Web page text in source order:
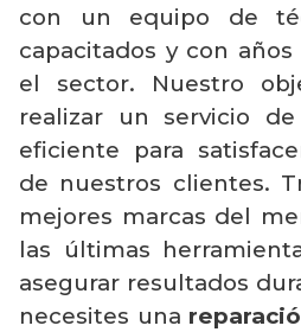
con un equipo de
capacitados y con
el sector. Nuestro
realizar un servicio
eficiente para
de nuestros clientes.
mejores marcas del
las últimas
asegurar resultados
necesites una